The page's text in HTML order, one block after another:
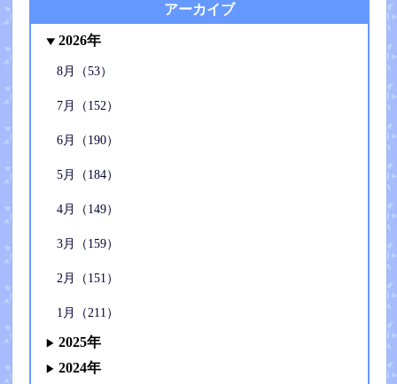
アーカイブ
2026年
8月（53）
7月（152）
6月（190）
5月（184）
4月（149）
3月（159）
2月（151）
1月（211）
2025年
2024年